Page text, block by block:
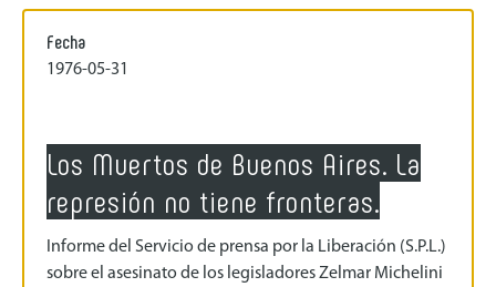
Fecha
1976-05-31
Los Muertos de Buenos Aires. La
represión no tiene fronteras.
Informe del Servicio de prensa por la Liberación (S.P.L.)
sobre el asesinato de los legisladores Zelmar Michelini